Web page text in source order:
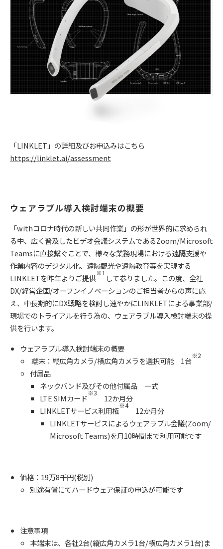
「LINKLET」の詳細及びお申込みはこちら
https://linklet.ai/assessment
ウェアラブル導入検討端末の概要
「withコロナ時代の新しい共同作業」の形が世界的に求められ
る中、広く普及したビデオ会議システムであるZoom/Microsoft
Teamsに直接繋ぐことで、様々な業務現場における遠隔支援や
作業内容のデジタル化、遠隔観光や遠隔教育等を実現する
LINKLETを昨年よりご提供
※1
して参りました。この度、全社
DX/経営企画/オープンイノベーションのご担当者からの声に応
え、中長期的にDX戦略を検討し速やかにLINKLETによる事業部/
現場でのトライアルを行う為の、ウェアラブル導入検討端末の提
供を行います。
ウェアラブル導入検討端末の概要
端末：縦広角カメラ/横広角カメラを選択可能 1台
※2
付属品
ネックバンド及びその他付属品 一式
LTE SIMカード
※3
12か月分
LINKLETサービス利用権
※4
12か月分
LINKLETサービスによるウェアラブル会議(Zoom/
Microsoft Teams)を月10時間まで利用可能です
価格：19万8千円(税別)
別途有償にてハードウェア保証の申込が可能です
注意事項
本端末は、各社2台(縦広角カメラ1台/横広角カメラ1台)ま